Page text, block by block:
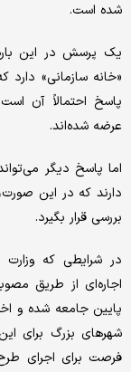
شده است.
«خانه سازمانی» دارد
پاسخ احتمالاً آن
عرضه شده‌اند.
اما پاسخ دیگر
دارند که در این
بررسی قرار بگیرد.
در شرایطی که
اجاره‌ای از طریق
شهرهای بزرگ برای
فرصت برای اجرای